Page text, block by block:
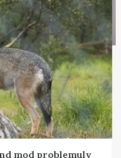
mod problemulv